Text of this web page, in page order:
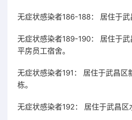
无症状感染者186-188： 居住于武
无症状感染者189-190： 居住于
平房员工宿舍。
无症状感染者191： 居住于武昌区
栋。
无症状感染者192： 居住于武昌区